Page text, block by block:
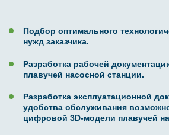
Подбор оптимального
нужд заказчика.
Разработка рабочей
плавучей насосной станции.
Разработка эксплуатационной
удобства обслуживания
цифровой 3D-модели плавучей